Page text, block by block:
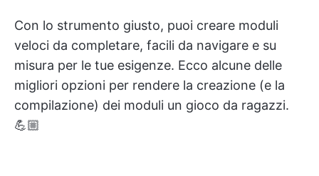
Con lo strumento giusto, puoi creare moduli
veloci da completare, facili da navigare e su
misura per le tue esigenze. Ecco alcune delle
migliori opzioni per rendere la creazione (e la
compilazione) dei moduli un gioco da ragazzi.
💪🏼